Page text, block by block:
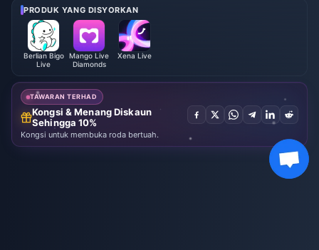
& Keutamaan
PRODUK YANG DISYORKAN
Berlian Bigo
Live
Mango Live
Diamonds
Xena Live
TAWARAN TERHAD
Kongsi & Menang Diskaun
Sehingga 10%
Kongsi untuk membuka roda bertuah.